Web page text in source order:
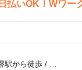
払いOK！Wワー
駅から徒歩/